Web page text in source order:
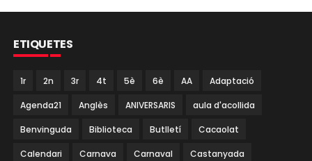
ETIQUETES
1r 2n 3r 4t 5è 6è AA Adaptació
Agenda21 Anglès ANIVERSARIS aula d'acollida
Benvinguda Biblioteca Butlletí Cacaolat
Calendari Carnava Carnaval Castanyada